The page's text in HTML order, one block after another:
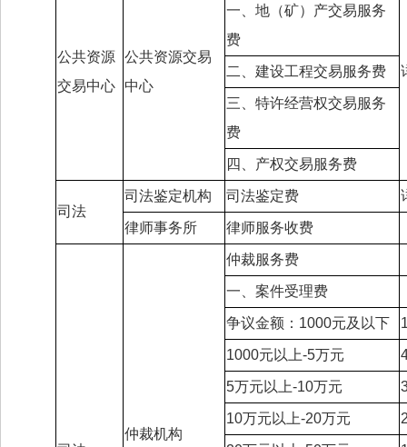
公共资源
交易中心
公共资源交易
中心
一、地（矿）产交易服务
费
二、建设工程交易服务费
三、特许经营权交易服务
费
四、产权交易服务费
司法
司法鉴定机构 司法鉴定费
律师事务所 律师服务收费
仲裁机构
仲裁服务费
一、案件受理费
争议金额：1000元及以下
1000元以上-5万元
5万元以上-10万元
10万元以上-20万元